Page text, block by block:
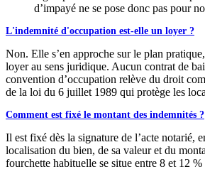
d’impayé ne se pose donc pas pour
L'indemnité d'occupation est-elle un loyer ?
Non. Elle s’en approche sur le plan
loyer au sens juridique. Aucun contrat de
convention d’occupation relève du droit
de la loi du 6 juillet 1989 qui protège les
Comment est fixé le montant des indemnités ?
Il est fixé dès la signature de l’acte notarié,
localisation du bien, de sa valeur et du
fourchette habituelle se situe entre 8 et 12